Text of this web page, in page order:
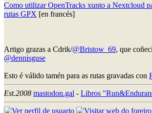
Como utilizar OpenTracks xunto a Nextcloud
rutas GPX [en francés]
Artigo grazas a Cdrik/@Bristow_69, que
@dennisguse
Esto é válido tamén para as rutas gravadas con
Est.2008 mastodon.gal - Libros